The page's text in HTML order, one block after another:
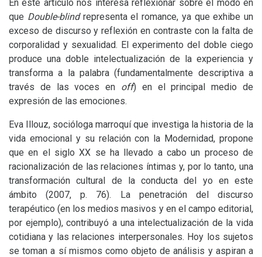
En este artículo nos interesa reflexionar sobre el modo en
que Double-blindrepresenta el romance, ya que exhibe un
exceso de discurso y reflexión en contraste con la falta de
corporalidad y sexualidad. El experimento del doble ciego
produce una doble intelectualización de la experiencia y
transforma a la palabra (fundamentalmente descriptiva a
través de las voces en off) en el principal medio de
expresión de las emociones.
Eva Illouz, socióloga marroquí que investiga la historia de la
vida emocional y su relación con la Modernidad, propone
que en el sigloXX se ha llevado a cabo un proceso de
racionalización de las relaciones íntimas y, por lo tanto, una
transformación cultural de la conducta del yo en este
ámbito (2007, p. 76). La penetración del discurso
terapéutico (en los medios masivos y en el campo editorial,
por ejemplo), contribuyó a una intelectualización de la vida
cotidiana y las relaciones interpersonales. Hoy los sujetos
se toman a sí mismos como objeto de análisis y aspiran a